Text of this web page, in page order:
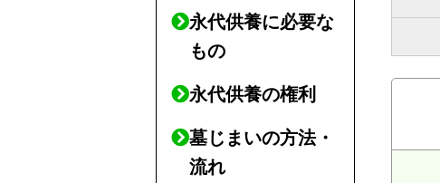
永代供養に必要な
もの
永代供養の権利
墓じまいの方法・
流れ